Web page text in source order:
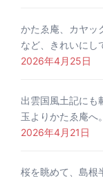
かたゑ庵、カヤッ
など、きれいにし
2026年4月25日
出雲国風土記にも
玉よりかたゑ庵へ。
2026年4月21日
桜を眺めて、島根